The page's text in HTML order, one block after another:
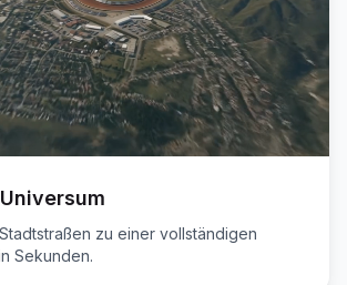
zu einer vollständigen
Sekunden.